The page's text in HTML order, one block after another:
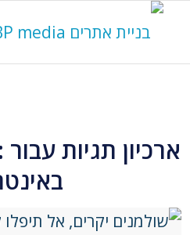
ארכיון תגיות עבור :